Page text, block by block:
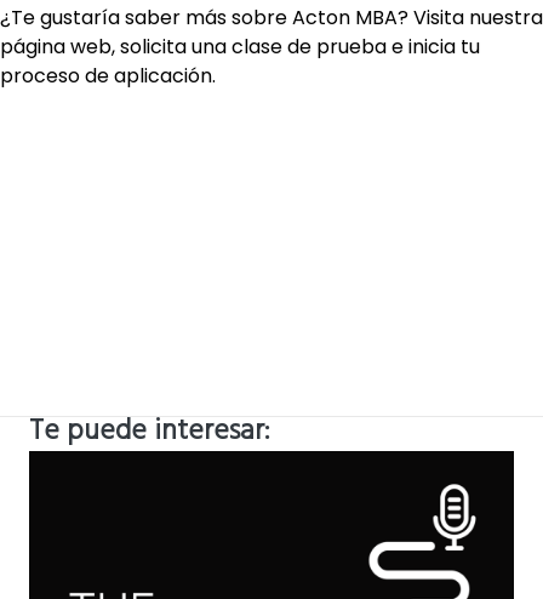
¿Te gustaría saber más sobre Acton MBA? Visita nuestra
página web, solicita una clase de prueba e inicia tu
proceso de aplicación.
Te puede interesar: